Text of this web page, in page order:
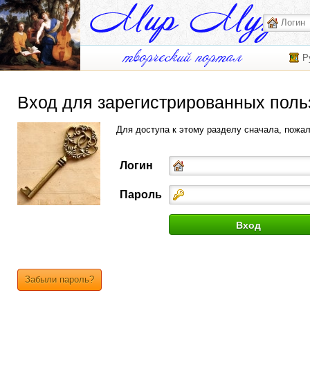
Вход для зарегистрированных
Для доступа к этому разделу сначала,
Логин
Пароль
Забыли пароль?